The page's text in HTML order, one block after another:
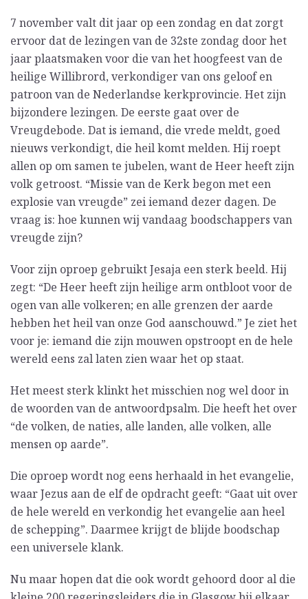
7 november valt dit jaar op een zondag en dat zorgt
ervoor dat de lezingen van de 32ste zondag door het
jaar plaatsmaken voor die van het hoogfeest van de
heilige Willibrord, verkondiger van ons geloof en
patroon van de Nederlandse kerkprovincie. Het zijn
bijzondere lezingen. De eerste gaat over de
Vreugdebode. Dat is iemand, die vrede meldt, goed
nieuws verkondigt, die heil komt melden. Hij roept
allen op om samen te jubelen, want de Heer heeft zijn
volk getroost. “Missie van de Kerk begon met een
explosie van vreugde” zei iemand dezer dagen. De
vraag is: hoe kunnen wij vandaag boodschappers van
vreugde zijn?
Voor zijn oproep gebruikt Jesaja een sterk beeld. Hij
zegt: “De Heer heeft zijn heilige arm ontbloot voor de
ogen van alle volkeren; en alle grenzen der aarde
hebben het heil van onze God aanschouwd.” Je ziet het
voor je: iemand die zijn mouwen opstroopt en de hele
wereld eens zal laten zien waar het op staat.
Het meest sterk klinkt het misschien nog wel door in
de woorden van de antwoordpsalm. Die heeft het over
“de volken, de naties, alle landen, alle volken, alle
mensen op aarde”.
Die oproep wordt nog eens herhaald in het evangelie,
waar Jezus aan de elf de opdracht geeft: “Gaat uit over
de hele wereld en verkondig het evangelie aan heel
de schepping”. Daarmee krijgt de blijde boodschap
een universele klank.
Nu maar hopen dat die ook wordt gehoord door al die